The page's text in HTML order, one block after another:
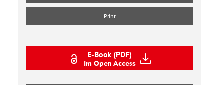
Print
E-Book (PDF)
im Open Access